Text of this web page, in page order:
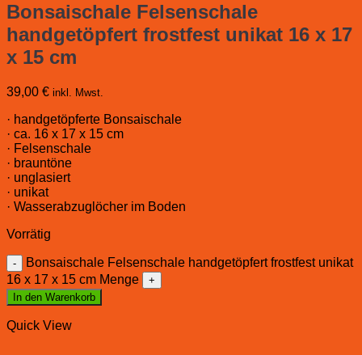
Bonsaischale Felsenschale
handgetöpfert frostfest unikat 16 x 17
x 15 cm
39,00 € inkl. Mwst.
· handgetöpferte Bonsaischale
· ca. 16 x 17 x 15 cm
· Felsenschale
· brauntöne
· unglasiert
· unikat
· Wasserabzuglöcher im Boden
Vorrätig
Bonsaischale Felsenschale handgetöpfert frostfest unikat
16 x 17 x 15 cm Menge
In den Warenkorb
Quick View